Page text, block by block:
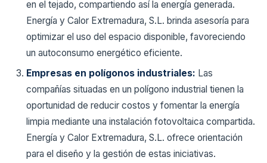
en el tejado, compartiendo así la energía generada.
Energía y Calor Extremadura, S.L. brinda asesoría para
optimizar el uso del espacio disponible, favoreciendo
un autoconsumo energético eficiente.
Empresas en polígonos industriales: Las
compañías situadas en un polígono industrial tienen la
oportunidad de reducir costos y fomentar la energía
limpia mediante una instalación fotovoltaica compartida.
Energía y Calor Extremadura, S.L. ofrece orientación
para el diseño y la gestión de estas iniciativas.